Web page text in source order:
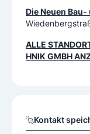
Die Neuen
ALLE
HNIK GMBH
Kontakt